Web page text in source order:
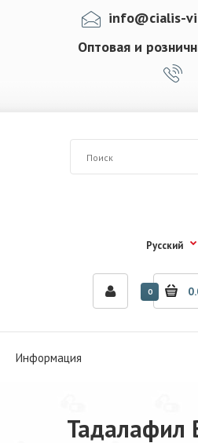
info@cialis-
Оптовая и
Русский
0
Информация
Тадалафил